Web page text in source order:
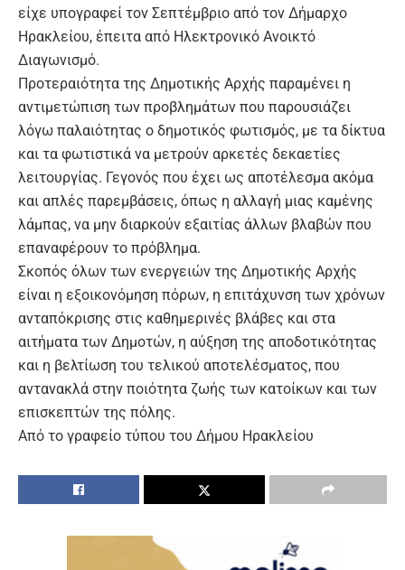
είχε υπογραφεί τον Σεπτέμβριο από τον Δήμαρχο
Ηρακλείου, έπειτα από Ηλεκτρονικό Ανοικτό
Διαγωνισμό.
Προτεραιότητα της Δημοτικής Αρχής παραμένει η
αντιμετώπιση των προβλημάτων που παρουσιάζει
λόγω παλαιότητας ο δημοτικός φωτισμός, με τα δίκτυα
και τα φωτιστικά να μετρούν αρκετές δεκαετίες
λειτουργίας. Γεγονός που έχει ως αποτέλεσμα ακόμα
και απλές παρεμβάσεις, όπως η αλλαγή μιας καμένης
λάμπας, να μην διαρκούν εξαιτίας άλλων βλαβών που
επαναφέρουν το πρόβλημα.
Σκοπός όλων των ενεργειών της Δημοτικής Αρχής
είναι η εξοικονόμηση πόρων, η επιτάχυνση των χρόνων
ανταπόκρισης στις καθημερινές βλάβες και στα
αιτήματα των Δημοτών, η αύξηση της αποδοτικότητας
και η βελτίωση του τελικού αποτελέσματος, που
αντανακλά στην ποιότητα ζωής των κατοίκων και των
επισκεπτών της πόλης.
Από το γραφείο τύπου του Δήμου Ηρακλείου